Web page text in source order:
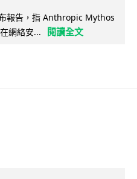
報告，指 Anthropic Mythos
網絡安...
閱讀全文